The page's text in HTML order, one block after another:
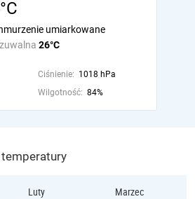
26°C
umiarkowane
Ciśnienie: 1018 hPa
Wilgotność: 84%
Luty Marzec